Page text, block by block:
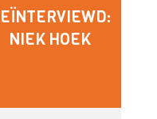
NIEK HOEK